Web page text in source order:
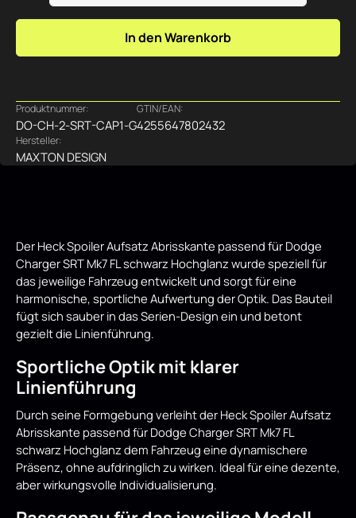
In den Warenkorb
Produktnummer:
DO-CH-2-SRT-CAP1-G
GTIN/EAN:
4255647802432
Hersteller:
MAXTON DESIGN
Der Heck Spoiler Aufsatz Abrisskante passend für Dodge
Charger SRT Mk7 FL schwarz Hochglanz wurde speziell für
das jeweilige Fahrzeug entwickelt und sorgt für eine
harmonische, sportliche Aufwertung der Optik. Das Bauteil
fügt sich sauber in das Serien-Design ein und betont
gezielt die Linienführung.
Sportliche Optik mit klarer
Linienführung
Durch seine Formgebung verleiht der Heck Spoiler Aufsatz
Abrisskante passend für Dodge Charger SRT Mk7 FL
schwarz Hochglanz dem Fahrzeug eine dynamischere
Präsenz, ohne aufdringlich zu wirken. Ideal für eine dezente,
aber wirkungsvolle Individualisierung.